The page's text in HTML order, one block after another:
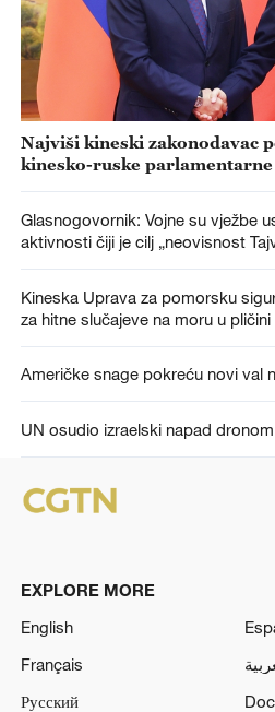
Najviši kineski zakonodavac
kinesko-ruske
Glasnogovornik: Vojne su vježbe
aktivnosti čiji je cilj „neovisnost
Kineska Uprava za pomorsku
za hitne slučajeve na moru u pličini
Američke snage pokreću novi val
UN osudio izraelski napad
EXPLORE MORE
English
Français
Русский